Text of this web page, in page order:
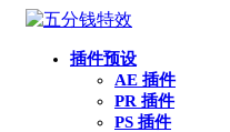
插件预设
AE 插件
PR 插件
PS 插件